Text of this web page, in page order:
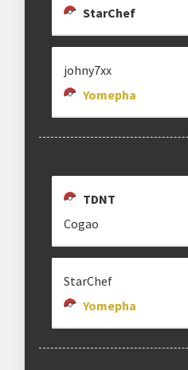
StarChef
johny7xx
Yomepha
TDNT
Cogao
StarChef
Yomepha